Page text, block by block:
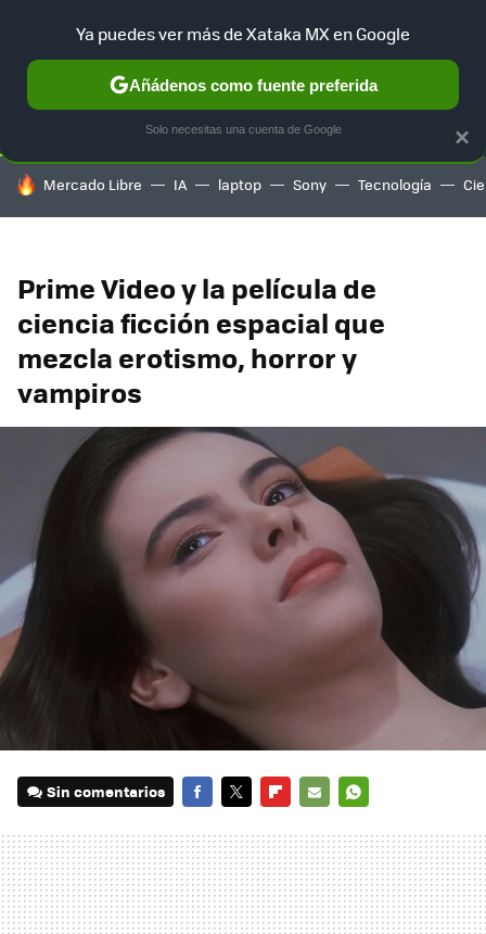
SELECCIÓN GAMING HOME AUTO TERRITORIO
HOY SE HABLA DE
Mercado Libre IA laptop Sony Tecnología
Prime Video y la película de
ciencia ficción espacial que
mezcla erotismo, horror y
vampiros
Sin comentarios
MAIL
×
Ya puedes ver más de Xataka MX en Google
Añádenos como fuente preferida
Solo necesitas una cuenta de Google